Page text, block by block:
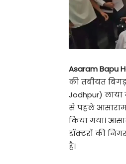
Asaram Bapu
की तबीयत
Jodhpur)
से पहले आसाराम
किया गया।
डॉक्टरों की
है।